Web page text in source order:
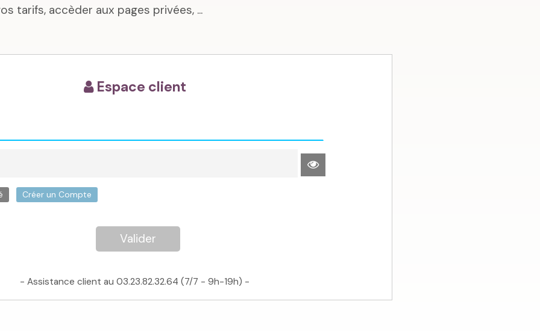
tarifs, accèder aux pages privées, ...
Espace client
Créer un Compte
Valider
- Assistance client au 03.23.82.32.64 (7/7 - 9h-19h) -